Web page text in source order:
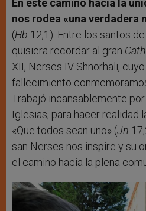
En este camino hacia la
nos rodea «una verdadera
(Hb 12,1). Entre los santos
quisiera recordar al gran
XII, Nerses IV Shnorhali,
fallecimiento
Trabajó incansablemente
Iglesias, para hacer realidad
«Que todos sean uno» (Jn
san Nerses nos inspire y su
el camino hacia la plena